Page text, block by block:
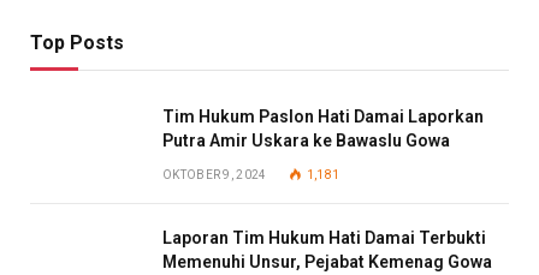
Top Posts
Tim Hukum Paslon Hati Damai Laporkan
Putra Amir Uskara ke Bawaslu Gowa
OKTOBER 9, 2024 1,181
Laporan Tim Hukum Hati Damai Terbukti
Memenuhi Unsur, Pejabat Kemenag Gowa